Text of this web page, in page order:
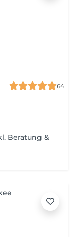
64
Beratung &